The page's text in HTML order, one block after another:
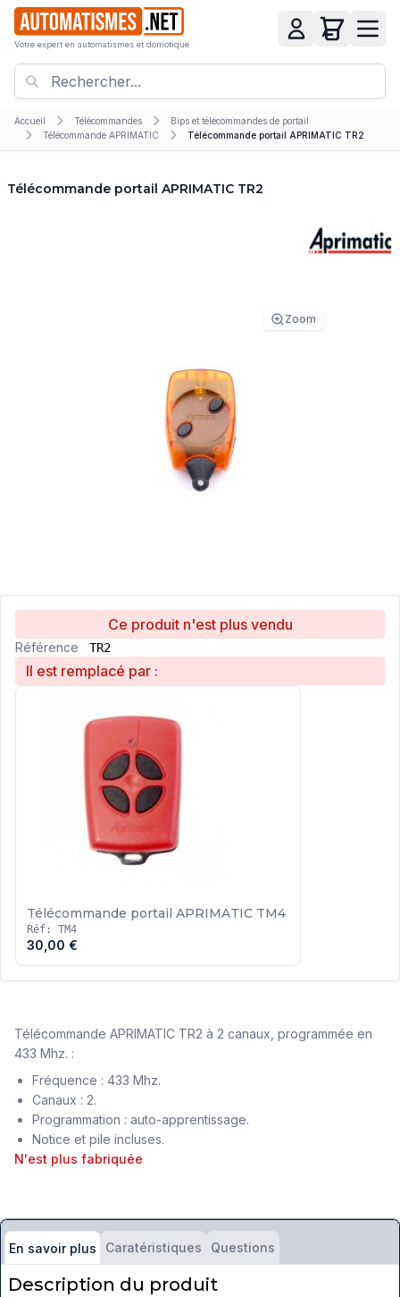
Votre expert en automatismes et domotique
Accueil Télécommandes
Bips et télécommandes de portail
Télécommande APRIMATIC
Télécommande portail APRIMATIC TR2
Télécommande portail APRIMATIC TR2
Zoom
Ce produit n'est plus vendu
Référence TR2
Il est remplacé par :
Télécommande portail APRIMATIC TM4
Réf: TM4
30,00 €
Télécommande APRIMATIC TR2 à 2 canaux, programmée en
433 Mhz. :
Fréquence : 433 Mhz.
Canaux : 2.
Programmation : auto-apprentissage.
Notice et pile incluses.
N'est plus fabriquée
En savoir plus Caratéristiques Questions
Description du produit